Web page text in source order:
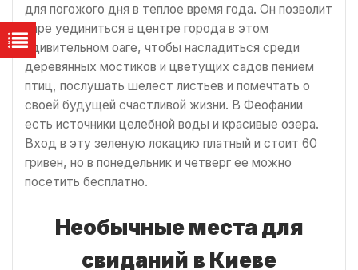
для погожого дня в теплое время года. Он позволит
паре уединиться в центре города в этом
удивительном оаге, чтобы насладиться среди
деревянных мостиков и цветущих садов пением
птиц, послушать шелест листьев и помечтать о
своей будущей счастливой жизни. В Феофании
есть источники целебной воды и красивые озера.
Вход в эту зеленую локацию платный и стоит 60
гривен, но в понедельник и четверг ее можно
посетить бесплатно.
Необычные места для
свиданий в Киеве